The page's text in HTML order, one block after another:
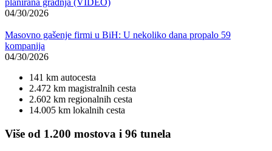
planirana gradnja (VIDEO)
04/30/2026
Masovno gašenje firmi u BiH: U nekoliko dana propalo 59
kompanija
04/30/2026
141 km autocesta
2.472 km magistralnih cesta
2.602 km regionalnih cesta
14.005 km lokalnih cesta
Više od 1.200 mostova i 96 tunela